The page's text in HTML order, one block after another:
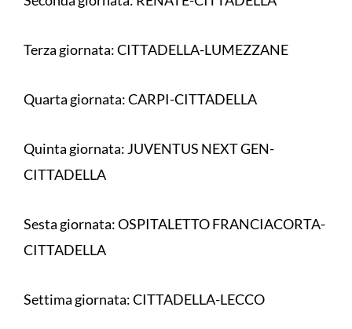
Terza giornata: CITTADELLA-LUMEZZANE
Quarta giornata: CARPI-CITTADELLA
Quinta giornata: JUVENTUS NEXT GEN-
CITTADELLA
Sesta giornata: OSPITALETTO FRANCIACORTA-
CITTADELLA
Settima giornata: CITTADELLA-LECCO